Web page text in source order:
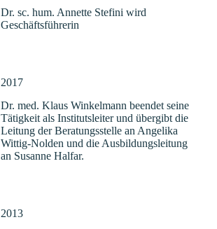
Dr. sc. hum. Annette Stefini wird
Geschäftsführerin
2017
Dr. med. Klaus Winkelmann beendet seine
Tätigkeit als Institutsleiter und übergibt die
Leitung der Beratungsstelle an Angelika
Wittig-Nolden und die Ausbildungsleitung
an Susanne Halfar.
2013